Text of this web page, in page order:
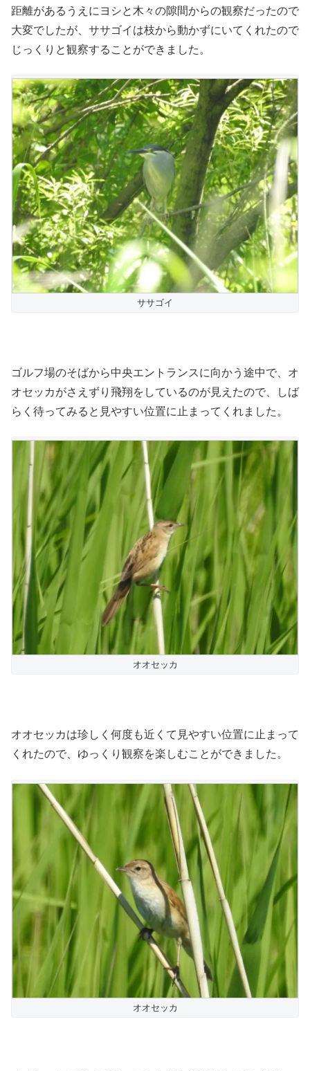
距離があるうえにヨシと木々の隙間からの観察だったので
大変でしたが、ササゴイは枝から動かずにいてくれたので
じっくりと観察することができました。
ササゴイ
ゴルフ場のそばから中央エントランスに向かう途中で、オ
オセッカがさえずり飛翔をしているのが見えたので、しば
らく待ってみると見やすい位置に止まってくれました。
オオセッカ
オオセッカは珍しく何度も近くて見やすい位置に止まって
くれたので、ゆっくり観察を楽しむことができました。
オオセッカ